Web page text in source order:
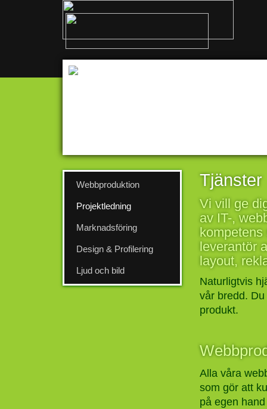
Webbproduktion
Projektledning
Marknadsföring
Design & Profilering
Ljud och bild
Tjänster
Vi vill ge
av IT-,
leverantör
layout,
Naturligtvis
vår bredd.
produkt.
Alla våra
som gör att
på egen